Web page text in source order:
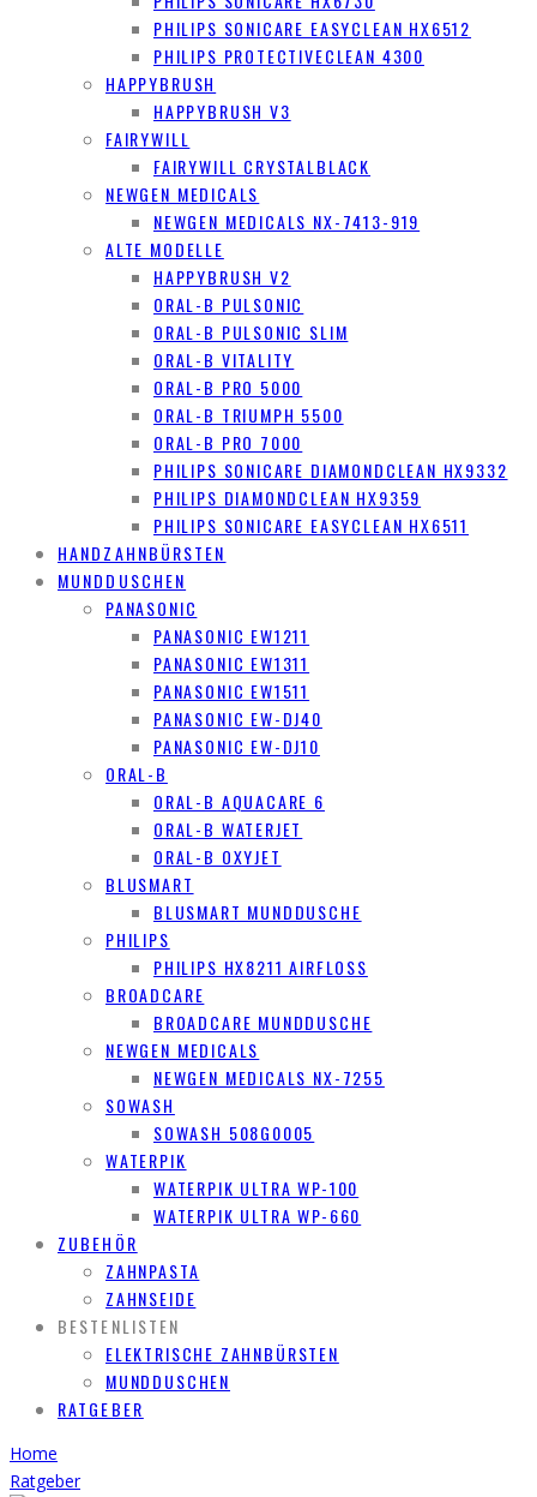
PHILIPS SONICARE EASYCLEAN HX6512
PHILIPS PROTECTIVECLEAN 4300
HAPPYBRUSH
HAPPYBRUSH V3
FAIRYWILL
FAIRYWILL CRYSTALBLACK
NEWGEN MEDICALS
NEWGEN MEDICALS NX-7413-919
ALTE MODELLE
HAPPYBRUSH V2
ORAL-B PULSONIC
ORAL-B PULSONIC SLIM
ORAL-B VITALITY
ORAL-B PRO 5000
ORAL-B TRIUMPH 5500
ORAL-B PRO 7000
PHILIPS SONICARE DIAMONDCLEAN HX9332
PHILIPS DIAMONDCLEAN HX9359
PHILIPS SONICARE EASYCLEAN HX6511
HANDZAHNBÜRSTEN
MUNDDUSCHEN
PANASONIC
PANASONIC EW1211
PANASONIC EW1311
PANASONIC EW1511
PANASONIC EW-DJ40
PANASONIC EW-DJ10
ORAL-B
ORAL-B AQUACARE 6
ORAL-B WATERJET
ORAL-B OXYJET
BLUSMART
BLUSMART MUNDDUSCHE
PHILIPS
PHILIPS HX8211 AIRFLOSS
BROADCARE
BROADCARE MUNDDUSCHE
NEWGEN MEDICALS
NEWGEN MEDICALS NX-7255
SOWASH
SOWASH 508G0005
WATERPIK
WATERPIK ULTRA WP-100
WATERPIK ULTRA WP-660
ZUBEHÖR
ZAHNPASTA
ZAHNSEIDE
BESTENLISTEN
ELEKTRISCHE ZAHNBÜRSTEN
MUNDDUSCHEN
RATGEBER
Home
Ratgeber